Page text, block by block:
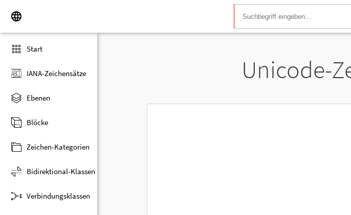
Start
IANA-Zeichensätze
Ebenen
Blöcke
Zeichen-Kategorien
Bidirektional-Klassen
Verbindungsklassen
Unicode-